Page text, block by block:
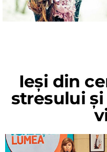
Ieși din
stresului